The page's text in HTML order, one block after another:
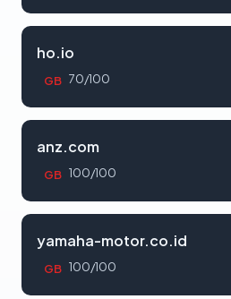
ho.io
GB 70/100
anz.com
GB 100/100
yamaha-motor.co.id
GB 100/100